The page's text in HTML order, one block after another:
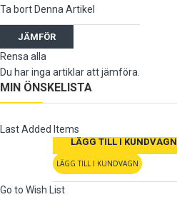
Ta bort Denna Artikel
JÄMFÖR
Rensa alla
Du har inga artiklar att jämföra.
MIN ÖNSKELISTA
Last Added Items
LÄGG TILL I KUNDVAGN
LÄGG TILL I KUNDVAGN
Go to Wish List